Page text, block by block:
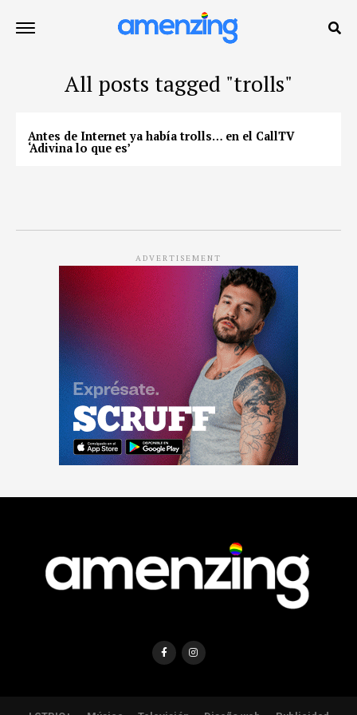
All posts tagged "trolls"
Antes de Internet ya había trolls… en el CallTV
‘Adivina lo que es’
ADVERTISEMENT